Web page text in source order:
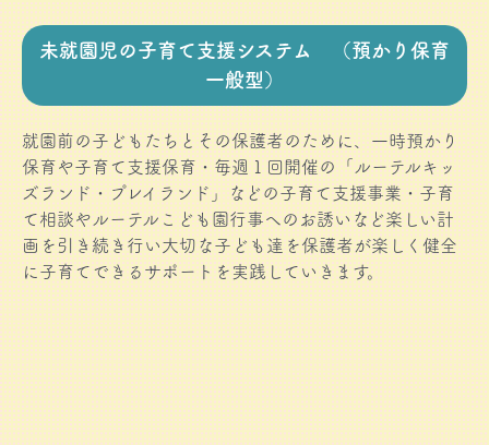
未就園児の子育て支援システム （預かり保育
一般型）
就園前の子どもたちとその保護者のために、一時預かり
保育や子育て支援保育・毎週１回開催の「ルーテルキッ
ズランド・プレイランド」などの子育て支援事業・子育
て相談やルーテルこども園行事へのお誘いなど楽しい計
画を引き続き行い大切な子ども達を保護者が楽しく健全
に子育てできるサポートを実践していきます。